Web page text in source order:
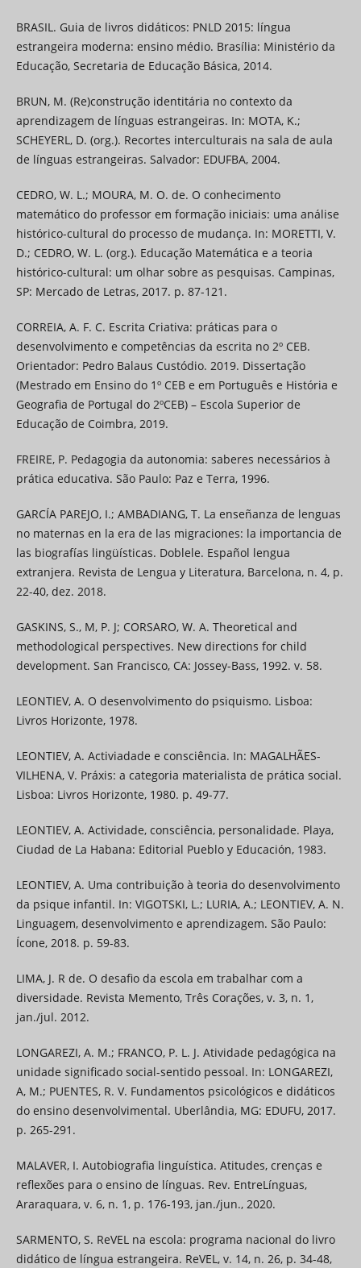
BRASIL. Guia de livros didáticos: PNLD 2015: língua
estrangeira moderna: ensino médio. Brasília: Ministério da
Educação, Secretaria de Educação Básica, 2014.
BRUN, M. (Re)construção identitária no contexto da
aprendizagem de línguas estrangeiras. In: MOTA, K.;
SCHEYERL, D. (org.). Recortes interculturais na sala de aula
de línguas estrangeiras. Salvador: EDUFBA, 2004.
CEDRO, W. L.; MOURA, M. O. de. O conhecimento
matemático do professor em formação iniciais: uma análise
histórico-cultural do processo de mudança. In: MORETTI, V.
D.; CEDRO, W. L. (org.). Educação Matemática e a teoria
histórico-cultural: um olhar sobre as pesquisas. Campinas,
SP: Mercado de Letras, 2017. p. 87-121.
CORREIA, A. F. C. Escrita Criativa: práticas para o
desenvolvimento e competências da escrita no 2º CEB.
Orientador: Pedro Balaus Custódio. 2019. Dissertação
(Mestrado em Ensino do 1º CEB e em Português e História e
Geografia de Portugal do 2ºCEB) – Escola Superior de
Educação de Coimbra, 2019.
FREIRE, P. Pedagogia da autonomia: saberes necessários à
prática educativa. São Paulo: Paz e Terra, 1996.
GARCÍA PAREJO, I.; AMBADIANG, T. La enseñanza de lenguas
no maternas en la era de las migraciones: la importancia de
las biografías lingüísticas. Doblele. Español lengua
extranjera. Revista de Lengua y Literatura, Barcelona, n. 4, p.
22-40, dez. 2018.
GASKINS, S., M, P. J; CORSARO, W. A. Theoretical and
methodological perspectives. New directions for child
development. San Francisco, CA: Jossey-Bass, 1992. v. 58.
LEONTIEV, A. O desenvolvimento do psiquismo. Lisboa:
Livros Horizonte, 1978.
LEONTIEV, A. Activiadade e consciência. In: MAGALHÃES-
VILHENA, V. Práxis: a categoria materialista de prática social.
Lisboa: Livros Horizonte, 1980. p. 49-77.
LEONTIEV, A. Actividade, consciência, personalidade. Playa,
Ciudad de La Habana: Editorial Pueblo y Educación, 1983.
LEONTIEV, A. Uma contribuição à teoria do desenvolvimento
da psique infantil. In: VIGOTSKI, L.; LURIA, A.; LEONTIEV, A. N.
Linguagem, desenvolvimento e aprendizagem. São Paulo:
Ícone, 2018. p. 59-83.
LIMA, J. R de. O desafio da escola em trabalhar com a
diversidade. Revista Memento, Três Corações, v. 3, n. 1,
jan./jul. 2012.
LONGAREZI, A. M.; FRANCO, P. L. J. Atividade pedagógica na
unidade significado social-sentido pessoal. In: LONGAREZI,
A, M.; PUENTES, R. V. Fundamentos psicológicos e didáticos
do ensino desenvolvimental. Uberlândia, MG: EDUFU, 2017.
p. 265-291.
MALAVER, I. Autobiografia linguística. Atitudes, crenças e
reflexões para o ensino de línguas. Rev. EntreLínguas,
Araraquara, v. 6, n. 1, p. 176-193, jan./jun., 2020.
SARMENTO, S. ReVEL na escola: programa nacional do livro
didático de língua estrangeira. ReVEL, v. 14, n. 26, p. 34-48,